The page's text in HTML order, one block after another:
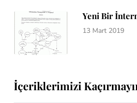
Yeni Bir
13 Mart 2019
İçeriklerimizi